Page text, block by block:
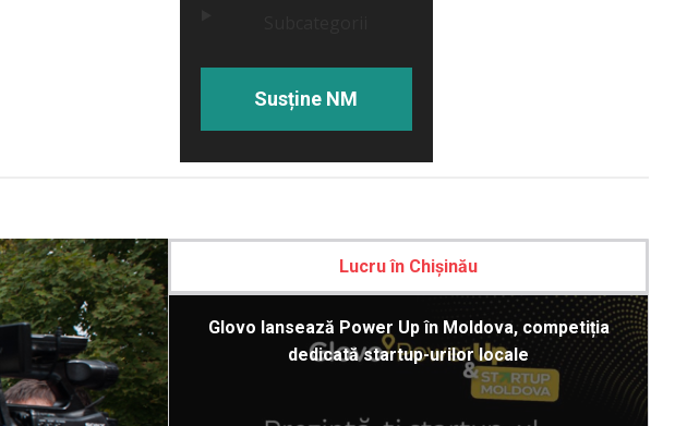
Susține NM
Lucru în Chișinău
Glovo lansează Power Up în Moldova, competiția
dedicată startup-urilor locale